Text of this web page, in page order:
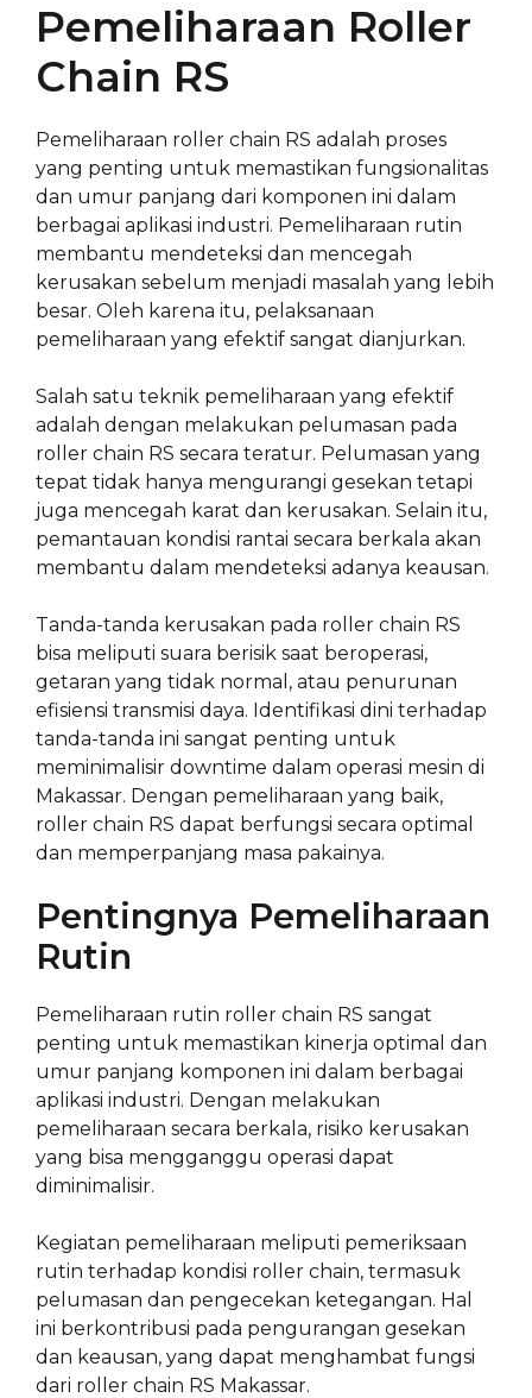
Pemeliharaan Roller
Chain RS
Pemeliharaan roller chain RS adalah proses
yang penting untuk memastikan fungsionalitas
dan umur panjang dari komponen ini dalam
berbagai aplikasi industri. Pemeliharaan rutin
membantu mendeteksi dan mencegah
kerusakan sebelum menjadi masalah yang lebih
besar. Oleh karena itu, pelaksanaan
pemeliharaan yang efektif sangat dianjurkan.
Salah satu teknik pemeliharaan yang efektif
adalah dengan melakukan pelumasan pada
roller chain RS secara teratur. Pelumasan yang
tepat tidak hanya mengurangi gesekan tetapi
juga mencegah karat dan kerusakan. Selain itu,
pemantauan kondisi rantai secara berkala akan
membantu dalam mendeteksi adanya keausan.
Tanda-tanda kerusakan pada roller chain RS
bisa meliputi suara berisik saat beroperasi,
getaran yang tidak normal, atau penurunan
efisiensi transmisi daya. Identifikasi dini terhadap
tanda-tanda ini sangat penting untuk
meminimalisir downtime dalam operasi mesin di
Makassar. Dengan pemeliharaan yang baik,
roller chain RS dapat berfungsi secara optimal
dan memperpanjang masa pakainya.
Pentingnya Pemeliharaan
Rutin
Pemeliharaan rutin roller chain RS sangat
penting untuk memastikan kinerja optimal dan
umur panjang komponen ini dalam berbagai
aplikasi industri. Dengan melakukan
pemeliharaan secara berkala, risiko kerusakan
yang bisa mengganggu operasi dapat
diminimalisir.
Kegiatan pemeliharaan meliputi pemeriksaan
rutin terhadap kondisi roller chain, termasuk
pelumasan dan pengecekan ketegangan. Hal
ini berkontribusi pada pengurangan gesekan
dan keausan, yang dapat menghambat fungsi
dari roller chain RS Makassar.